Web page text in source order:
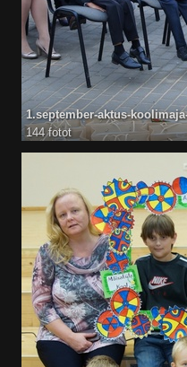
1.september-aktus-
144 fotot